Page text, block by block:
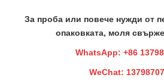
За проба или повече нужди от
опаковката, моля
WhatsApp: +86
WeChat: